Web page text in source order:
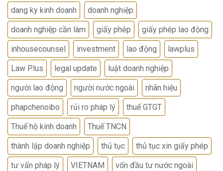
dang ky kinh doanh doanh nghiệp
doanh nghiệp cần làm giấy phép giấy phép lao động
inhousecounsel investment lao động lawplus
Law Plus legal update luật doanh nghiệp
người lao động người nước ngoài nhãn hiệu
phapchenoibo rủi ro pháp lý thuế GTGT
Thuế hộ kinh doanh Thuế TNCN
thành lập doanh nghiệp thủ tục thủ tục xin giấy phép
tư vấn pháp lý VIETNAM vốn đầu tư nước ngoài